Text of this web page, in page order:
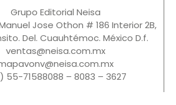
Grupo Editorial Neisa
Jose Othon # 186 Interior 2B,
Del. Cuauhtémoc. México D.f.
ventas@neisa.com.mx
55-71588088 – 8083 – 3627